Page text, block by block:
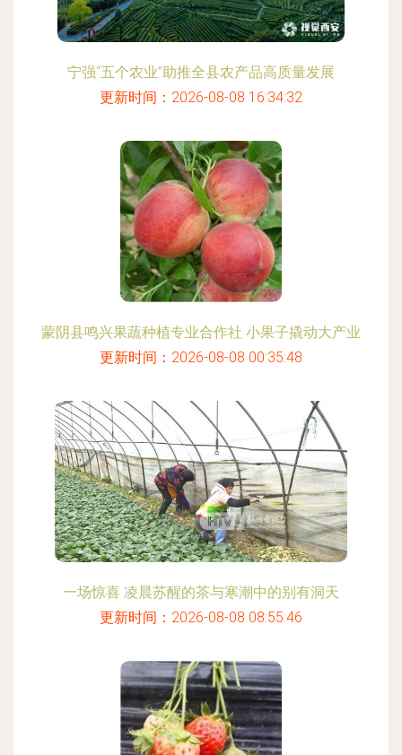
宁强“五个农业”助推全县农产品高质量发展
更新时间：2026-08-08 16:34:32
蒙阴县鸣兴果蔬种植专业合作社 小果子撬动大产业
更新时间：2026-08-08 00:35:48
一场惊喜 凌晨苏醒的茶与寒潮中的别有洞天
更新时间：2026-08-08 08:55:46